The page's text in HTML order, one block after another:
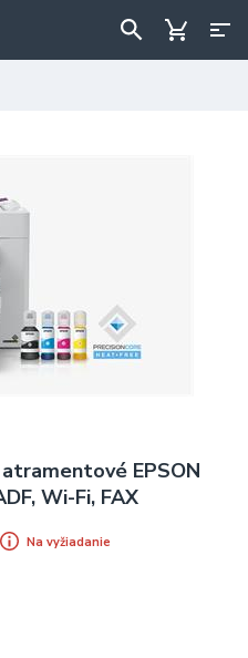
EPSON
Wi-Fi, FAX
Na vyžiadanie